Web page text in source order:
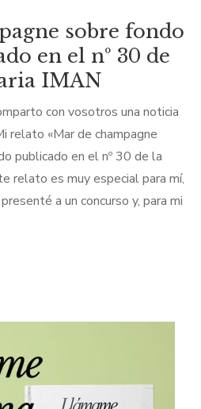
sobre fondo
en el nº 30 de
IMAN
con vosotros una noticia
relato «Mar de champagne
publicado en el nº 30 de la
relato es muy especial para mí,
a un concurso y, para mi